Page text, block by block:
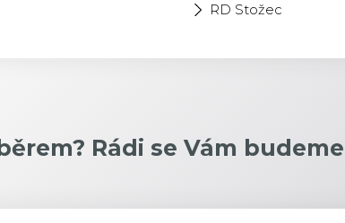
RD Stožec
Rádi se Vám